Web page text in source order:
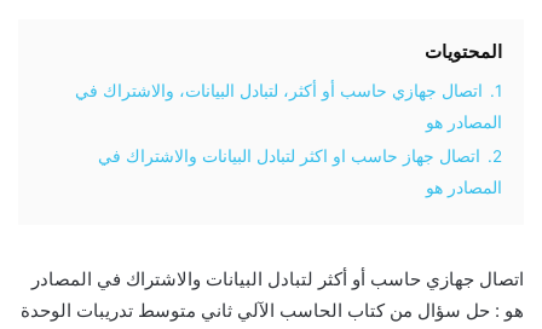
المحتويات
1.
اتصال جهازي حاسب أو أكثر، لتبادل البيانات، والاشتراك في
المصادر هو
2.
اتصال جهاز حاسب او اكثر لتبادل البيانات والاشتراك في
المصادر هو
اتصال جهازي حاسب أو أكثر لتبادل البيانات والاشتراك في المصادر
هو : حل سؤال من كتاب الحاسب الآلي ثاني متوسط تدريبات الوحدة